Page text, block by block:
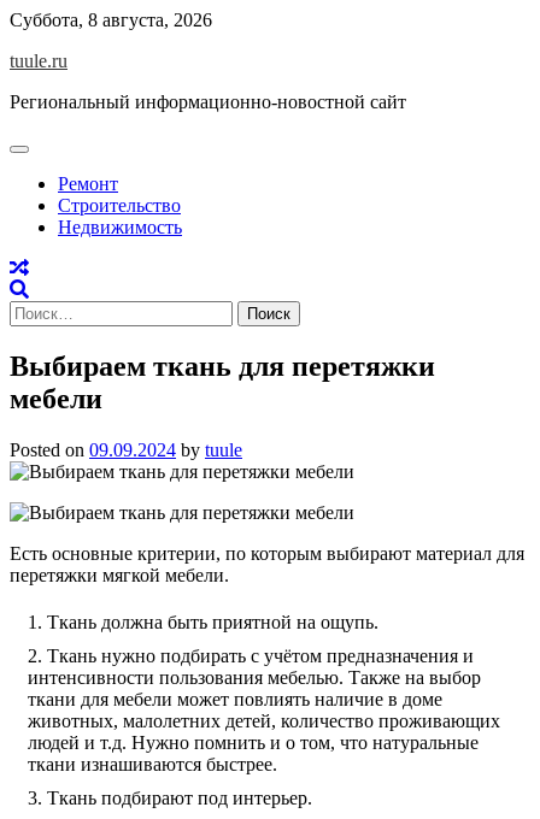
Skip
content
Суббота, 8 августа, 2026
tuule.ru
Региональный информационно-новостной сайт
Ремонт
Строительство
Недвижимость
Найти:
Выбираем ткань для перетяжки
мебели
Posted on 09.09.2024 by tuule
Есть основные критерии, по которым выбирают материал для
перетяжки мягкой мебели.
Ткань должна быть приятной на ощупь.
Ткань нужно подбирать с учётом предназначения и
интенсивности пользования мебелью. Также на выбор
ткани для мебели может повлиять наличие в доме
животных, малолетних детей, количество проживающих
людей и т.д. Нужно помнить и о том, что натуральные
ткани изнашиваются быстрее.
Ткань подбирают под интерьер.